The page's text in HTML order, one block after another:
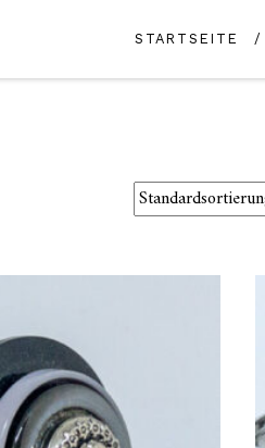
STARTSEITE